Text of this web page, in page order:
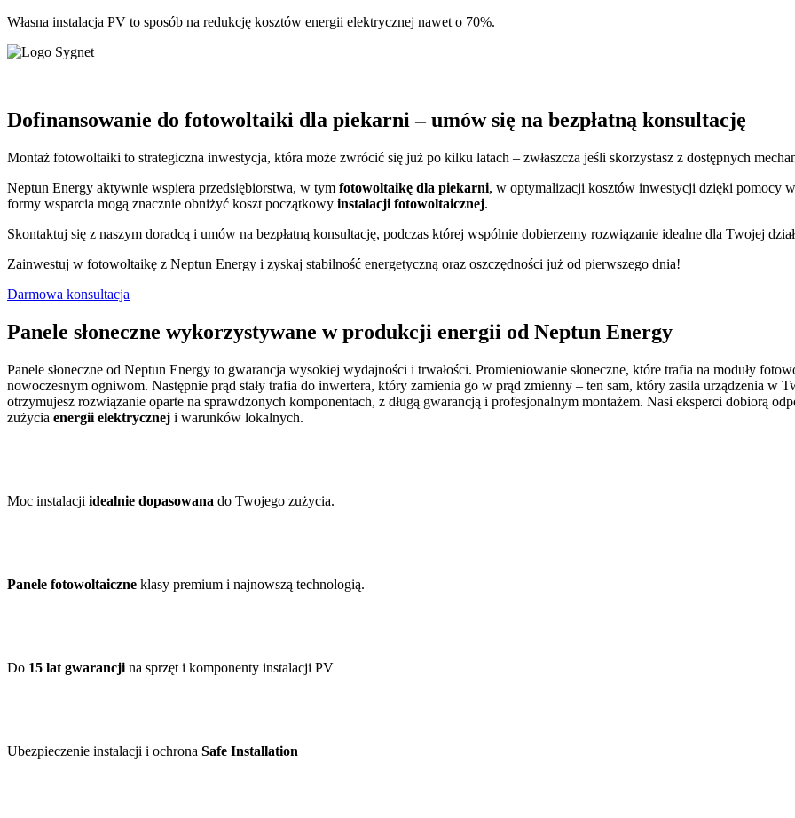
Własna instalacja PV to sposób na redukcję kosztów energii elektrycznej nawet o 70%.
Dofinansowanie do fotowoltaiki dla piekarni – umów się na bezpłatną konsultację
Montaż fotowoltaiki to strategiczna inwestycja, która może zwrócić się już po kilku latach – zwłaszcza jeśli skorzystasz z dostępnych
Neptun Energy aktywnie wspiera przedsiębiorstwa, w tym fotowoltaikę dla piekarni, w optymalizacji kosztów inwestycji dzięki pomocy
formy wsparcia mogą znacznie obniżyć koszt początkowy instalacji fotowoltaicznej.
Skontaktuj się z naszym doradcą i umów na bezpłatną konsultację, podczas której wspólnie dobierzemy rozwiązanie idealne dla Twojej
Zainwestuj w fotowoltaikę z Neptun Energy i zyskaj stabilność energetyczną oraz oszczędności już od pierwszego dnia!
Darmowa konsultacja
Panele słoneczne wykorzystywane w produkcji energii od Neptun Energy
Panele słoneczne od Neptun Energy to gwarancja wysokiej wydajności i trwałości. Promieniowanie słoneczne, które trafia na moduły
nowoczesnym ogniwom. Następnie prąd stały trafia do inwertera, który zamienia go w prąd zmienny – ten sam, który zasila urządzenia w
otrzymujesz rozwiązanie oparte na sprawdzonych komponentach, z długą gwarancją i profesjonalnym montażem. Nasi eksperci dobiorą
zużycia energii elektrycznej i warunków lokalnych.
Moc instalacji idealnie dopasowana do Twojego zużycia.
Panele fotowoltaiczne klasy premium i najnowszą technologią.
Do 15 lat gwarancji na sprzęt i komponenty instalacji PV
Ubezpieczenie instalacji i ochrona Safe Installation